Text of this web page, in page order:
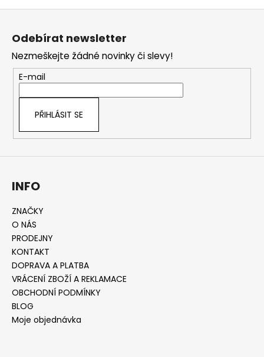
Odebírat newsletter
Nezmeškejte žádné novinky či slevy!
E-mail
PŘIHLÁSIT SE
INFO
ZNAČKY
O NÁS
PRODEJNY
KONTAKT
DOPRAVA A PLATBA
VRÁCENÍ ZBOŽÍ A REKLAMACE
OBCHODNÍ PODMÍNKY
BLOG
Moje objednávka